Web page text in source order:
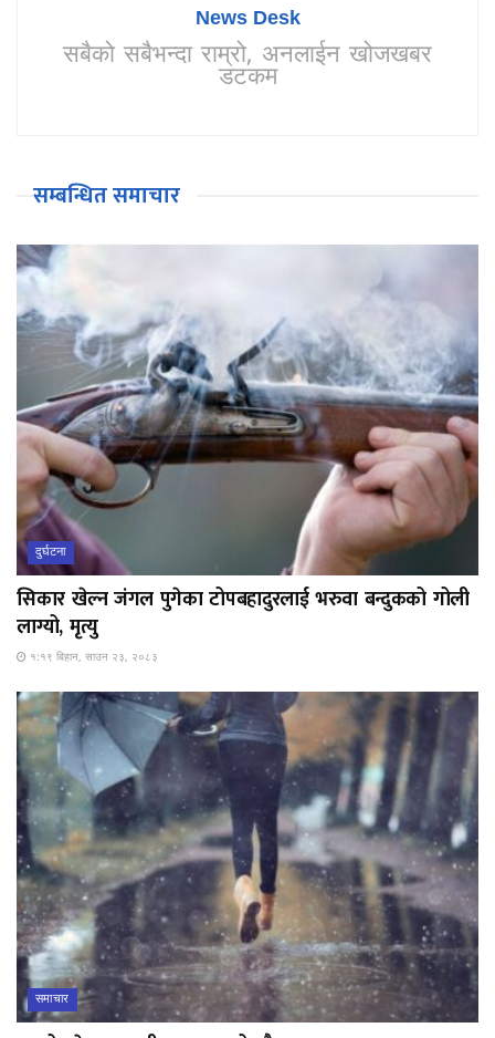
News Desk
सबैको सबैभन्दा राम्रो, अनलाईन खोजखबर
डटकम
सम्बन्धित समाचार
दुर्घटना
सिकार खेल्न जंगल पुगेका टोपबहादुरलाई भरुवा बन्दुकको गोली
लाग्यो, मृत्यु
१:१९ बिहान, साउन २३, २०८३
समाचार